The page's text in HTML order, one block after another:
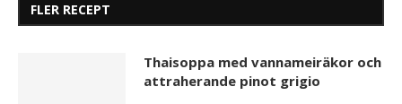
FLER RECEPT
Thaisoppa med vannameiräkor och
attraherande pinot grigio